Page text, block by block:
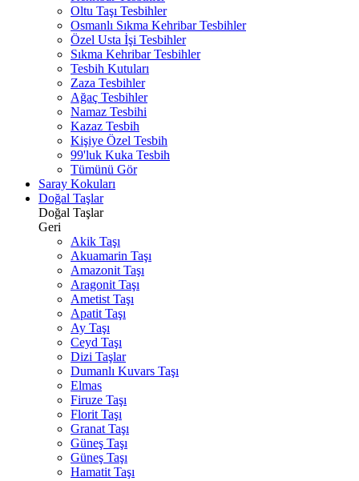
Oltu Taşı Tesbihler
Osmanlı Sıkma Kehribar Tesbihler
Özel Usta İşi Tesbihler
Sıkma Kehribar Tesbihler
Tesbih Kutuları
Zaza Tesbihler
Ağaç Tesbihler
Namaz Tesbihi
Kazaz Tesbih
Kişiye Özel Tesbih
99'luk Kuka Tesbih
Tümünü Gör
Saray Kokuları
Doğal Taşlar
Doğal Taşlar
Geri
Akik Taşı
Akuamarin Taşı
Amazonit Taşı
Aragonit Taşı
Ametist Taşı
Apatit Taşı
Ay Taşı
Ceyd Taşı
Dizi Taşlar
Dumanlı Kuvars Taşı
Elmas
Firuze Taşı
Florit Taşı
Granat Taşı
Güneş Taşı
Güneş Taşı
Hamatit Taşı